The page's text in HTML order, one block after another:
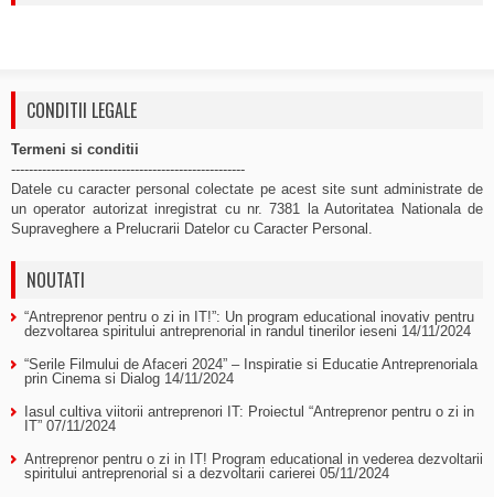
CONDITII LEGALE
Termeni si conditii
-----------------------------------------------------
Datele cu caracter personal colectate pe acest site sunt administrate de
un operator autorizat inregistrat cu nr. 7381 la Autoritatea Nationala de
Supraveghere a Prelucrarii Datelor cu Caracter Personal.
NOUTATI
“Antreprenor pentru o zi in IT!”: Un program educational inovativ pentru
dezvoltarea spiritului antreprenorial in randul tinerilor ieseni 14/11/2024
“Serile Filmului de Afaceri 2024” – Inspiratie si Educatie Antreprenoriala
prin Cinema si Dialog 14/11/2024
Iasul cultiva viitorii antreprenori IT: Proiectul “Antreprenor pentru o zi in
IT” 07/11/2024
Antreprenor pentru o zi in IT! Program educational in vederea dezvoltarii
spiritului antreprenorial si a dezvoltarii carierei 05/11/2024